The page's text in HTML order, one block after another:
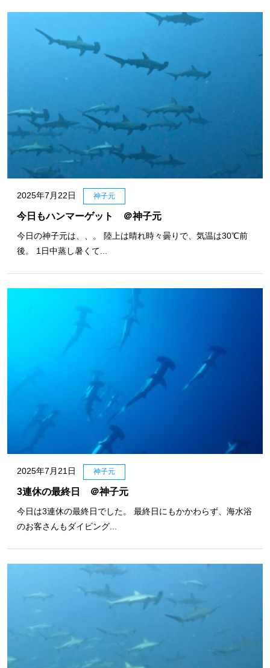
2025年7月22日 神子元
今日もハンマーゲット ＠神子元
今日の神子元は、、。 陸上は晴れ時々曇りで、気温は30℃前
後。 1日中蒸し暑くて...
2025年7月21日 神子元
3連休の最終日 ＠神子元
今日は3連休の最終日でした。 最終日にもかかわらず、海水浴
のお客さんもダイビング...